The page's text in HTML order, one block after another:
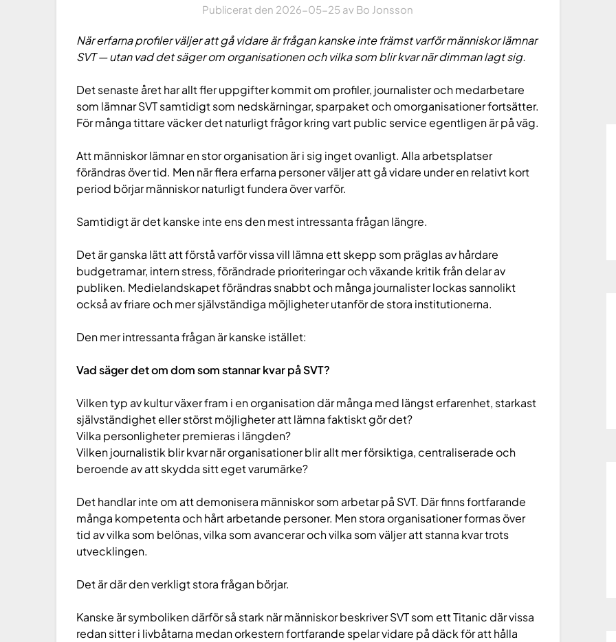
Publicerat den 2026-05-25 av Bo Jonsson
När erfarna profiler väljer att gå vidare är frågan kanske inte främst varför människor lämnar
SVT — utan vad det säger om organisationen och vilka som blir kvar när dimman lagt sig.
Det senaste året har allt fler uppgifter kommit om profiler, journalister och medarbetare
som lämnar SVT samtidigt som nedskärningar, sparpaket och omorganisationer fortsätter.
För många tittare väcker det naturligt frågor kring vart public service egentligen är på väg.
Att människor lämnar en stor organisation är i sig inget ovanligt. Alla arbetsplatser
förändras över tid. Men när flera erfarna personer väljer att gå vidare under en relativt kort
period börjar människor naturligt fundera över varför.
Samtidigt är det kanske inte ens den mest intressanta frågan längre.
Det är ganska lätt att förstå varför vissa vill lämna ett skepp som präglas av hårdare
budgetramar, intern stress, förändrade prioriteringar och växande kritik från delar av
publiken. Medielandskapet förändras snabbt och många journalister lockas sannolikt
också av friare och mer självständiga möjligheter utanför de stora institutionerna.
Den mer intressanta frågan är kanske istället:
Vad säger det om dom som stannar kvar på SVT?
Vilken typ av kultur växer fram i en organisation där många med längst erfarenhet, starkast
självständighet eller störst möjligheter att lämna faktiskt gör det?
Vilka personligheter premieras i längden?
Vilken journalistik blir kvar när organisationer blir allt mer försiktiga, centraliserade och
beroende av att skydda sitt eget varumärke?
Det handlar inte om att demonisera människor som arbetar på SVT. Där finns fortfarande
många kompetenta och hårt arbetande personer. Men stora organisationer formas över
tid av vilka som belönas, vilka som avancerar och vilka som väljer att stanna kvar trots
utvecklingen.
Det är där den verkligt stora frågan börjar.
Kanske är symboliken därför så stark när människor beskriver SVT som ett Titanic där vissa
redan sitter i livbåtarna medan orkestern fortfarande spelar vidare på däck för att hålla